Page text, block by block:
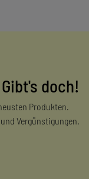
doch!
Produkten.
Vergünstigungen.